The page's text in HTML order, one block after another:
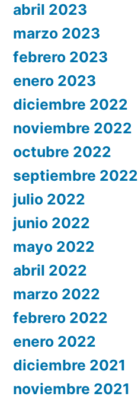
abril 2023
marzo 2023
febrero 2023
enero 2023
diciembre 2022
noviembre 2022
octubre 2022
septiembre 2022
julio 2022
junio 2022
mayo 2022
abril 2022
marzo 2022
febrero 2022
enero 2022
diciembre 2021
noviembre 2021